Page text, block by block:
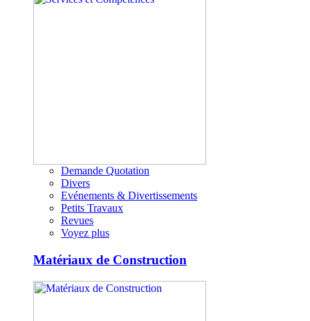
Demande Quotation
Divers
Evénements & Divertissements
Petits Travaux
Revues
Voyez plus
Matériaux de Construction